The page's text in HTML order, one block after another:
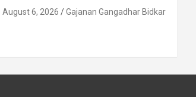
August 6, 2026 Gajanan Gangadhar Bidkar